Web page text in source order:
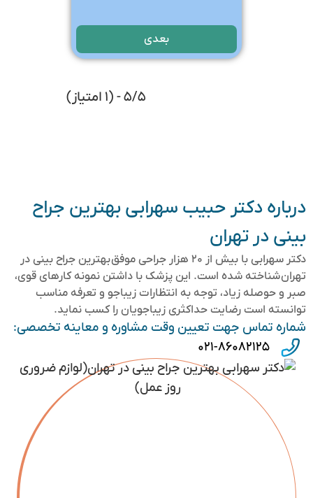
بعدی
۵/۵ - (۱ امتیاز)
درباره دکتر حبیب سهرابی بهترین جراح
بینی در تهران
دکتر سهرابی با بیش از ۲۰ هزار جراحی موفق بهترین جراح بینی در
تهران شناخته شده است. این پزشک با داشتن نمونه کارهای قوی،
صبر و حوصله زیاد، توجه به انتظارات زیباجو و تعرفه مناسب
توانسته است رضایت حداکثری زیباجویان را کسب نماید.
شماره تماس جهت تعیین وقت مشاوره و معاینه تخصصی:
۰۲۱-۸۶۰۸۲۱۲۵